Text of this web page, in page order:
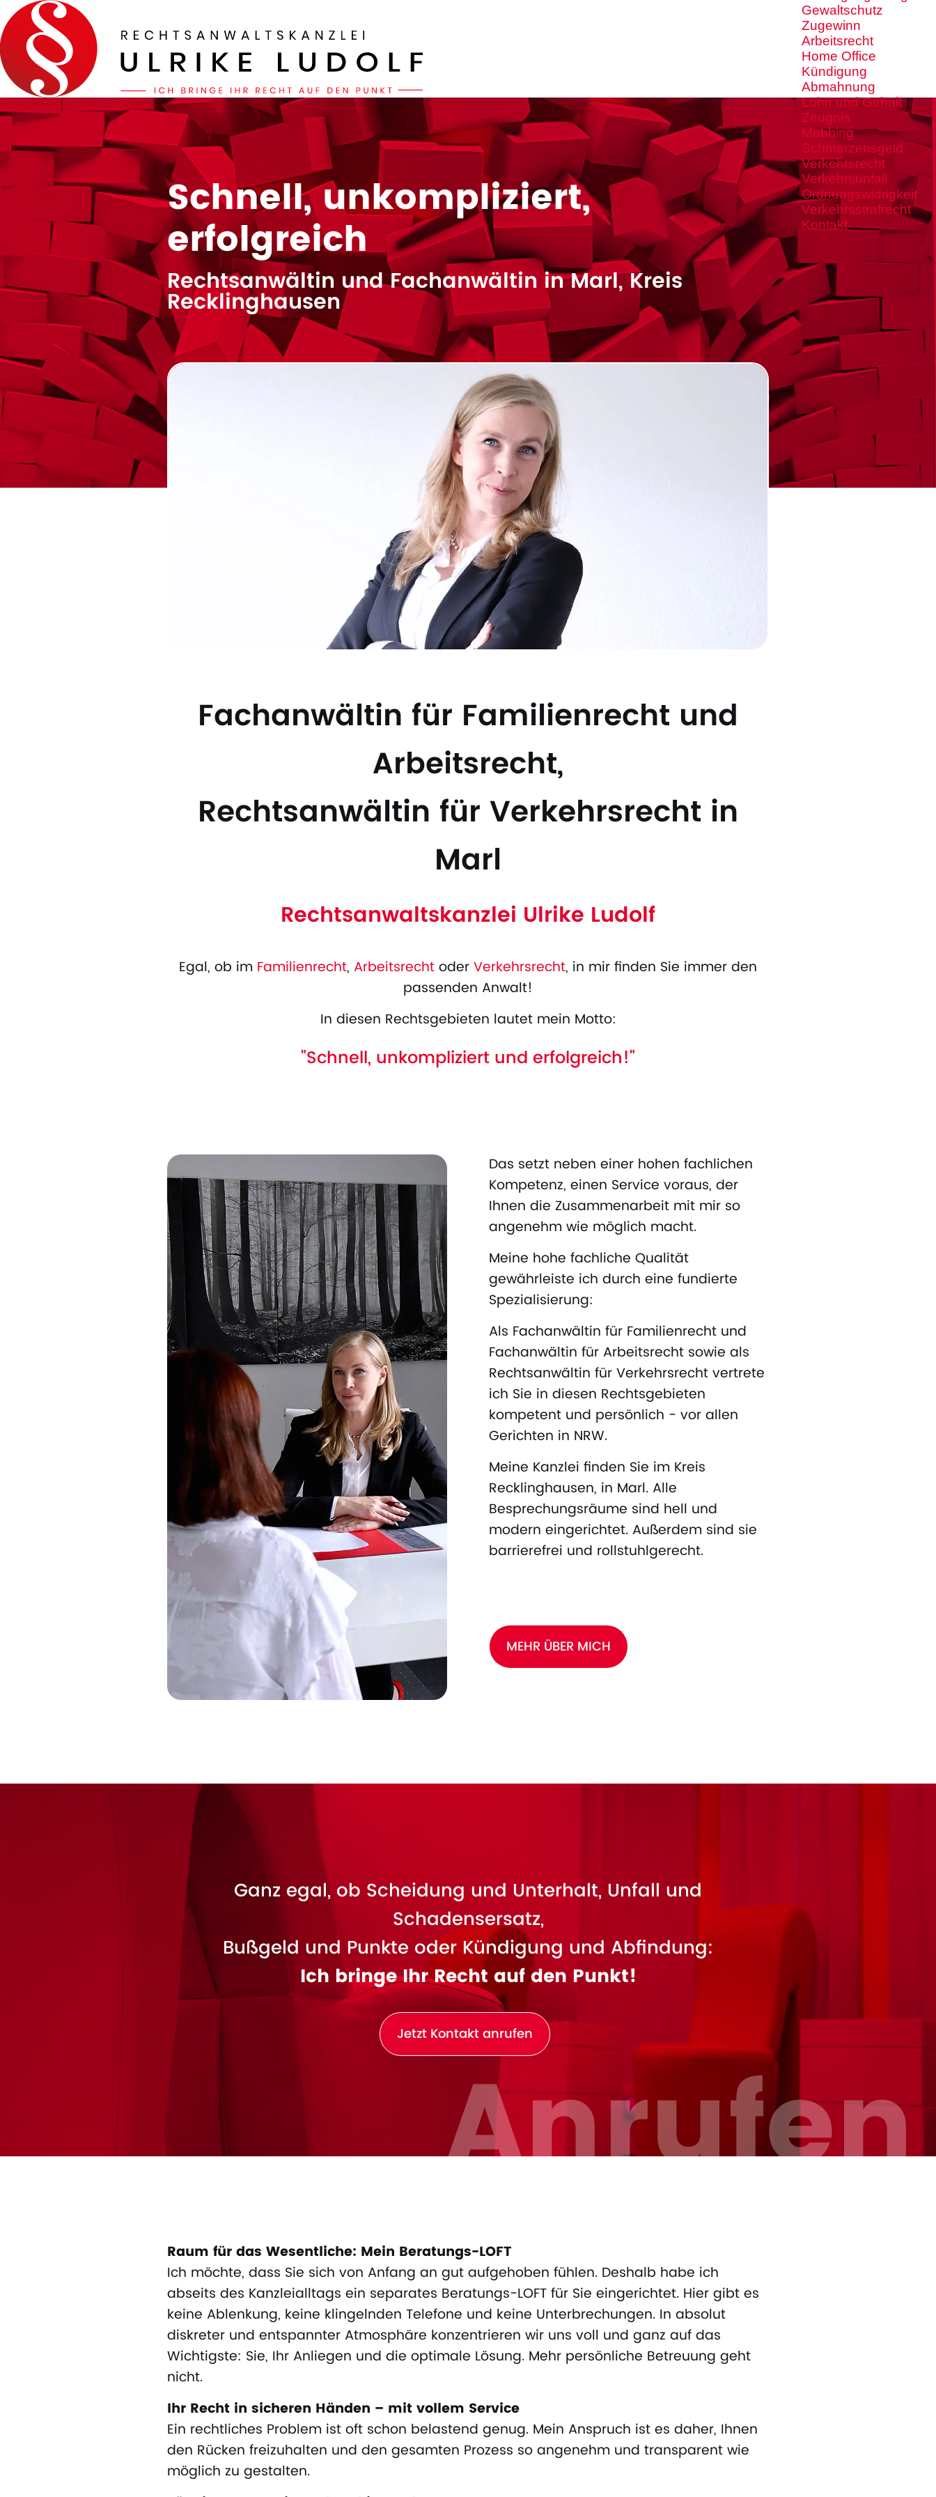
Gewaltschutz
Zugewinn
Arbeitsrecht
Home Office
Kündigung
Abmahnung
Lohn und Gehalt
Zeugnis
Mobbing
Schmerzensgeld
Verkehrsrecht
Verkehrsunfall
Ordnungswidrigkeit
Verkehrsstrafrecht
Kontakt
Schnell, unkompliziert,
erfolgreich
Rechtsanwältin und Fachanwältin in Marl, Kreis
Recklinghausen
Fachanwältin für Familienrecht und
Arbeitsrecht,
Rechtsanwältin für Verkehrsrecht in
Marl
Rechtsanwaltskanzlei Ulrike Ludolf
Egal, ob im Familienrecht, ArbeitsrechtoderVerkehrsrecht, in mir finden Sie immer den
passenden Anwalt!
In diesen Rechtsgebieten lautet mein Motto:
"Schnell, unkompliziert und erfolgreich!"
Das setzt neben einer hohen fachlichen
Kompetenz, einen Service voraus, der
Ihnen die Zusammenarbeit mit mir so
angenehm wie möglich macht.
Meine hohe fachliche Qualität
gewährleiste ich durch eine fundierte
Spezialisierung:
Als Fachanwältin für Familienrecht und
Fachanwältin für Arbeitsrecht sowie als
Rechtsanwältin für Verkehrsrecht vertrete
ich Sie in diesen Rechtsgebieten
kompetent und persönlich - vor allen
Gerichten in NRW.
Meine Kanzlei finden Sie im Kreis
Recklinghausen, in Marl. Alle
Besprechungsräume sind hell und
modern eingerichtet. Außerdem sind sie
barrierefrei und rollstuhlgerecht.
MEHR ÜBER MICH
Ganz egal, ob Scheidung und Unterhalt, Unfall und
Schadensersatz,
Bußgeld und Punkte oder Kündigung und Abfindung:
Ich bringe Ihr Recht auf den Punkt!
Jetzt Kontakt anrufen
Anrufen
Raum für das Wesentliche: Mein Beratungs-LOFT
Ich möchte, dass Sie sich von Anfang an gut aufgehoben fühlen. Deshalb habe ich
abseits des Kanzleialltags ein separates Beratungs-LOFT für Sie eingerichtet. Hier gibt es
keine Ablenkung, keine klingelnden Telefone und keine Unterbrechungen. In absolut
diskreter und entspannter Atmosphäre konzentrieren wir uns voll und ganz auf das
Wichtigste: Sie, Ihr Anliegen und die optimale Lösung. Mehr persönliche Betreuung geht
nicht.
Ihr Recht in sicheren Händen – mit vollem Service
Ein rechtliches Problem ist oft schon belastend genug. Mein Anspruch ist es daher, Ihnen
den Rücken freizuhalten und den gesamten Prozess so angenehm und transparent wie
möglich zu gestalten.